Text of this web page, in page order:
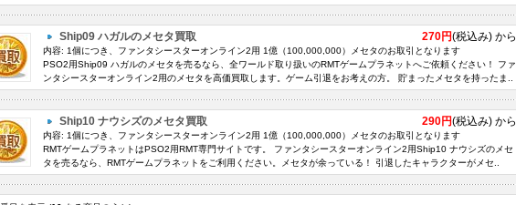
Ship09 ハガルのメセタ買取 270円(税込み) から
内容: 1個につき、ファンタシースターオンライン2用 1億（100,000,000）メセタのお取引となります
PSO2用Ship09 ハガルのメセタを売るなら、全ワールド取り扱いのRMTゲームプラネットへご依頼ください！ ファ
ンタシースターオンライン2用のメセタを高価買取します。ゲーム引退をお考えの方。 貯まったメセタを持ったま..
Ship10 ナウシズのメセタ買取 290円(税込み) から
内容: 1個につき、ファンタシースターオンライン2用 1億（100,000,000）メセタのお取引となります
RMTゲームプラネットはPSO2用RMT専門サイトです。 ファンタシースターオンライン2用Ship10 ナウシズのメセ
タを売るなら、RMTゲームプラネットをご利用ください。メセタが余っている！ 引退したキャラクターがメセ..